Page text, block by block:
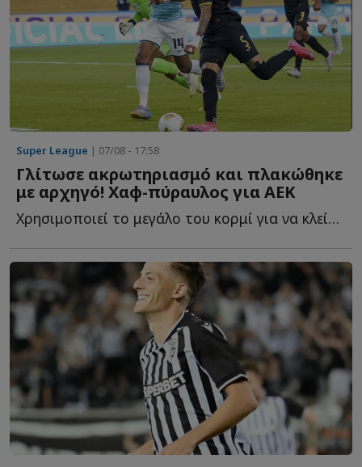
Super League | 07/08 - 17:58
Γλίτωσε ακρωτηριασμό και πλακώθηκε
με αρχηγό! Χαφ-πύραυλος για ΑΕΚ
Χρησιμοποιεί το μεγάλο του κορμί για να κλείσει χώρους, ν...